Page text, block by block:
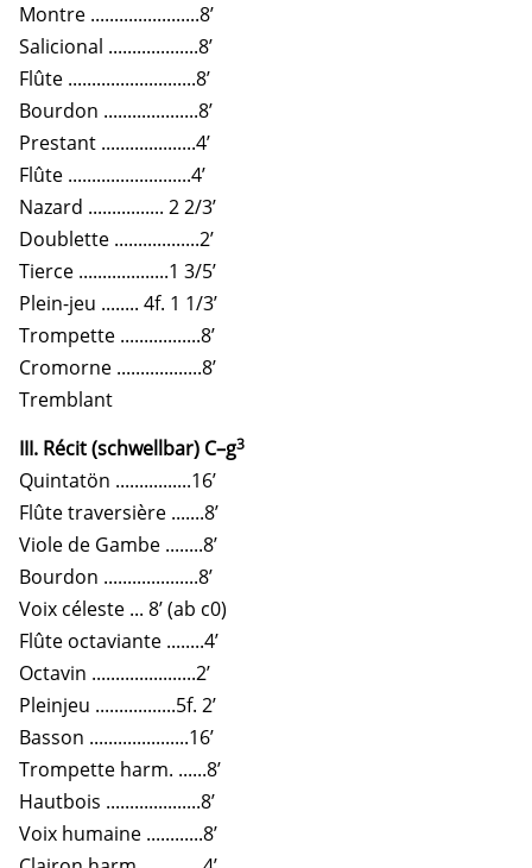
Montre .......................8’
Salicional ...................8’
Flûte ...........................8’
Bourdon ....................8’
Prestant ....................4’
Flûte ..........................4’
Nazard ................ 2 2/3’
Doublette ..................2’
Tierce ...................1 3/5’
Plein-jeu ........ 4f. 1 1/3’
Trompette .................8’
Cromorne ..................8’
Tremblant
III. Récit (schwellbar) C–g3
Quintatön ................16’
Flûte traversière .......8’
Viole de Gambe ........8’
Bourdon ....................8’
Voix céleste ... 8’ (ab c0)
Flûte octaviante ........4’
Octavin ......................2’
Pleinjeu .................5f. 2’
Basson .....................16’
Trompette harm. ......8’
Hautbois ....................8’
Voix humaine ............8’